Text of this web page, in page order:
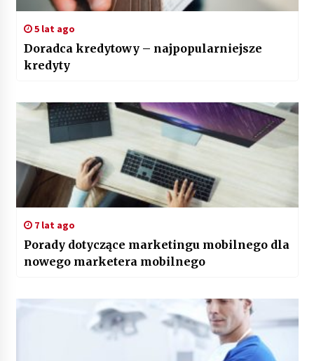
5 lat ago
Doradca kredytowy – najpopularniejsze
kredyty
7 lat ago
Porady dotyczące marketingu mobilnego dla
nowego marketera mobilnego